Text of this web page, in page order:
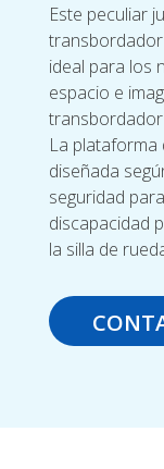
Este peculiar
transbordador
ideal para los
espacio e
transbordador
La plataforma
diseñada
seguridad
discapacidad
la silla de